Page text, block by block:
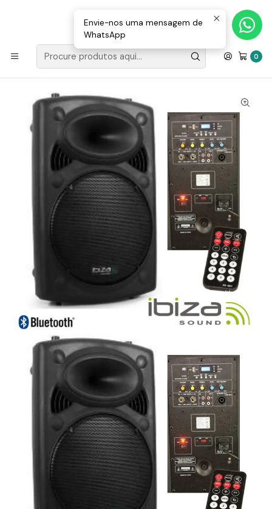
0
Loja Valongo: 220 150 143 (chamada para a rede fixa nacional) «»
E-mail: geral@movenergy.pt
Início SOM | LUZ
Coluna Bi-Amplificada 15" 800W Máx USB/BT Ibiza
Envie-nos uma mensagem de
WhatsApp